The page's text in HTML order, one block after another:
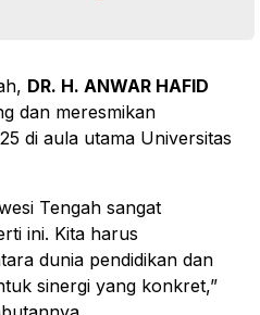
DR. H. ANWAR HAFID
dan meresmikan
di aula utama Universitas
Tengah sangat
ini. Kita harus
dunia pendidikan dan
sinergi yang konkret,”